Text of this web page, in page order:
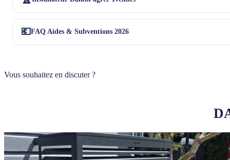
💶FAQ Aides & Subventions 2026
Vous souhaitez en discuter ?